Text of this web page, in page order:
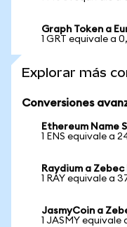
Graph Token a
1 GRT equivale a
Explorar más
Conversiones
Ethereum Name
1 ENS equivale a
Raydium a
1 RAY equivale a
JasmyCoin a
1 JASMY equivale